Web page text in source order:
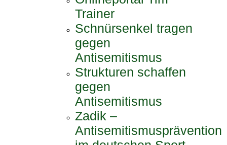
Trainer
Schnürsenkel tragen
gegen
Antisemitismus
Strukturen schaffen
gegen
Antisemitismus
Zadik –
Antisemitismusprävention